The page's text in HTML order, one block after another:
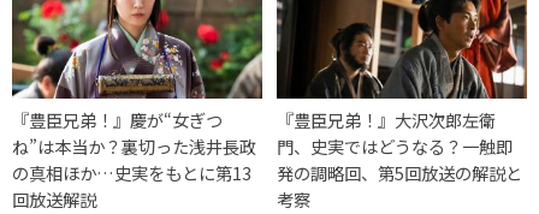
『豊臣兄弟！』慶が“女ぎつ
ね”は本当か？裏切った浅井長政
の真相ほか…史実をもとに第13
回放送解説
『豊臣兄弟！』大沢次郎左衛
門、史実ではどうなる？一触即
発の調略回、第5回放送の解説と
考察